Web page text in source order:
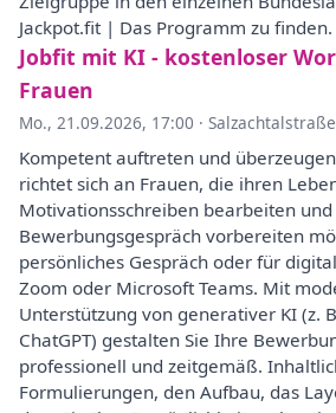
Jackpot.fit | Das Programm zu finden.
Jobfit mit KI - kostenloser
Frauen
Mo., 21.09.2026, 17:00 ·
Kompetent auftreten und
richtet sich an Frauen, die ihren
Motivationsschreiben bearbeiten und
Bewerbungsgespräch vorbereiten
persönliches Gespräch oder für
Zoom oder Microsoft Teams. Mit
Unterstützung von generativer KI (z.
ChatGPT) gestalten Sie Ihre
professionell und zeitgemäß.
Formulierungen, den Aufbau, das